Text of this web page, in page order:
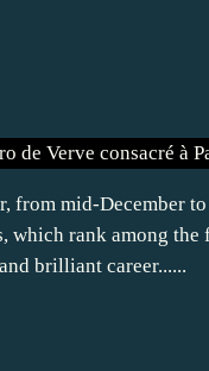
from mid-December
which rank among the
brilliant career......